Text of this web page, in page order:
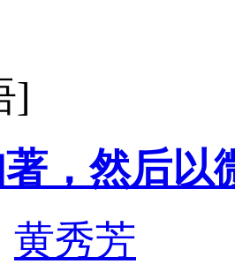
]
，然后以
黄秀芳